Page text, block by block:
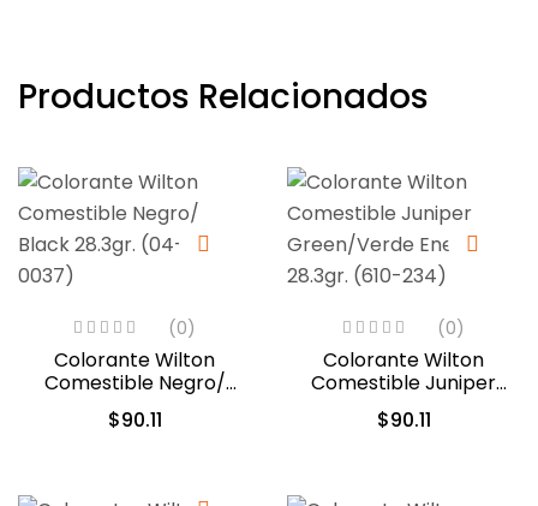
Productos Relacionados
(0)
Colorante Wilton
Comestible Negro/
Black 28.3gr. (04-0-
0037)
$90.11
(0)
Colorante Wilton
Comestible Juniper
Green/Verde Enebro
28.3gr. (610-234)
$90.11